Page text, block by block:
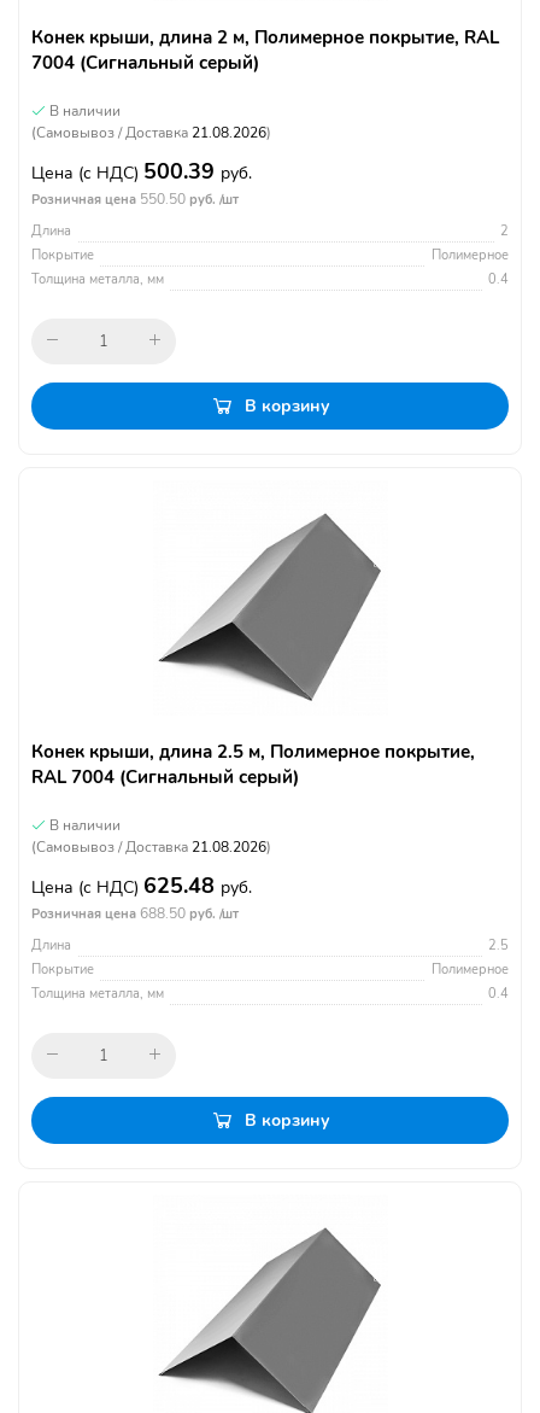
Конек крыши, длина 2 м, Полимерное покрытие, RAL
7004 (Сигнальный серый)
В наличии
(Самовывоз / Доставка 21.08.2026)
Цена (с НДС) 500.39 руб.
Розничная цена 550.50 руб. /шт
Длина
2
Покрытие
Полимерное
Толщина металла, мм
0.4
В корзину
Конек крыши, длина 2.5 м, Полимерное покрытие,
RAL 7004 (Сигнальный серый)
В наличии
(Самовывоз / Доставка 21.08.2026)
Цена (с НДС) 625.48 руб.
Розничная цена 688.50 руб. /шт
Длина
2.5
Покрытие
Полимерное
Толщина металла, мм
0.4
В корзину